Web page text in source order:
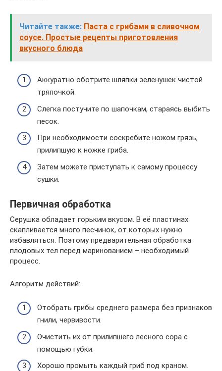
Читайте также: Паста с грибами в сливочном
соусе. Простые рецепты приготовления
вкусного блюда
Аккуратно оботрите шляпки зеленушек чистой
тряпочкой.
Слегка постучите по шапочкам, стараясь выбить
песок.
При необходимости соскребите ножом грязь,
прилипшую к ножке гриба.
Затем можете приступать к самому процессу
сушки.
Первичная обработка
Серушка обладает горьким вкусом. В её пластинах
скапливается много песчинок, от которых нужно
избавляться. Поэтому предварительная обработка
плодовых тел перед маринованием – необходимый
процесс.
Алгоритм действий:
Отобрать грибы среднего размера без признаков
гнили, червивости.
Очистить их от прилипшего лесного сора с
помощью губки.
Хорошо промыть каждый гриб под краном.